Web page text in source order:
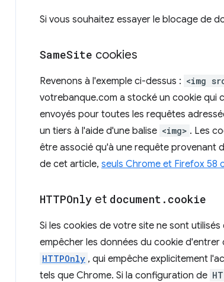
Si vous souhaitez essayer le blocage de
SameSite cookies
Revenons à l'exemple ci-dessus : <img
votrebanque.com a stocké un cookie qui
envoyés pour toutes les requêtes
un tiers à l'aide d'une balise <img> . Les
être associé qu'à une requête provenant
de cet article, seuls Chrome et Firefox
HTTPOnly et document . cookie
Si les cookies de votre site ne sont
empêcher les données du cookie
HTTPOnly , qui empêche explicitement
tels que Chrome. Si la configuration de